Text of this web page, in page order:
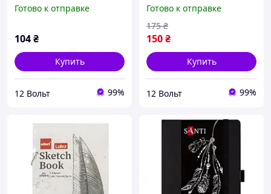
A105
Готово к отправке
104₴
Купить
12 Вольт 99%
Book CLBZ-003-16K на
спирали
Готово к отправке
150₴
175 ₴
Купить
12 Вольт 99%